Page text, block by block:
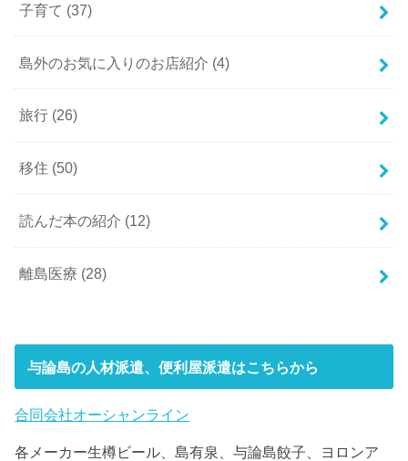
子育て (37)
島外のお気に入りのお店紹介 (4)
旅行 (26)
移住 (50)
読んだ本の紹介 (12)
離島医療 (28)
与論島の人材派遣、便利屋派遣はこちらから
合同会社オーシャンライン
各メーカー生樽ビール、島有泉、与論島餃子、ヨロンア